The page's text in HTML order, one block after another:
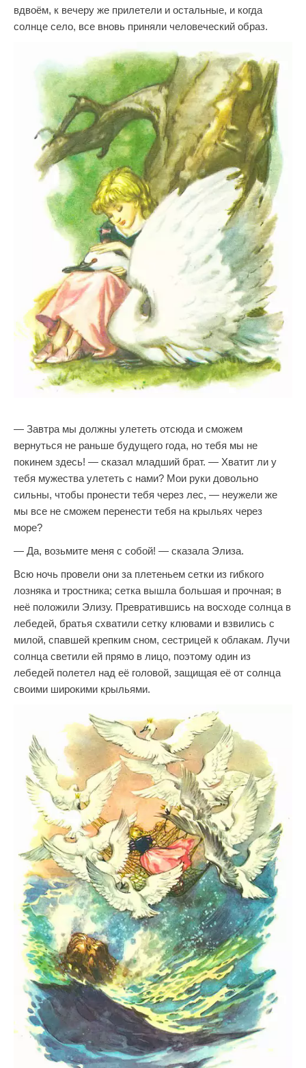
вдвоём, к вечеру же прилетели и остальные, и когда
солнце село, все вновь приняли человеческий образ.
— Завтра мы должны улететь отсюда и сможем
вернуться не раньше будущего года, но тебя мы не
покинем здесь! — сказал младший брат. — Хватит ли у
тебя мужества улететь с нами? Мои руки довольно
сильны, чтобы пронести тебя через лес, — неужели же
мы все не сможем перенести тебя на крыльях через
море?
— Да, возьмите меня с собой! — сказала Элиза.
Всю ночь провели они за плетеньем сетки из гибкого
лозняка и тростника; сетка вышла большая и прочная; в
неё положили Элизу. Превратившись на восходе солнца в
лебедей, братья схватили сетку клювами и взвились с
милой, спавшей крепким сном, сестрицей к облакам. Лучи
солнца светили ей прямо в лицо, поэтому один из
лебедей полетел над её головой, защищая её от солнца
своими широкими крыльями.